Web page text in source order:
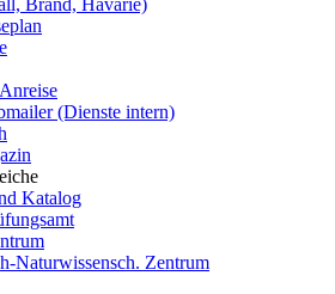
Brand, Havarie)
(Dienste intern)
Katalog
Naturwissensch. Zentrum